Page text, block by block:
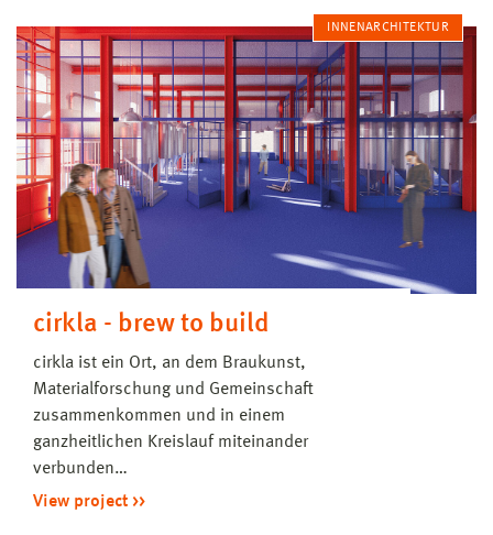
INNENARCHITEKTUR
cirkla - brew to build
cirkla ist ein Ort, an dem Braukunst,
Materialforschung und Gemeinschaft
zusammenkommen und in einem
ganzheitlichen Kreislauf miteinander
verbunden…
View project